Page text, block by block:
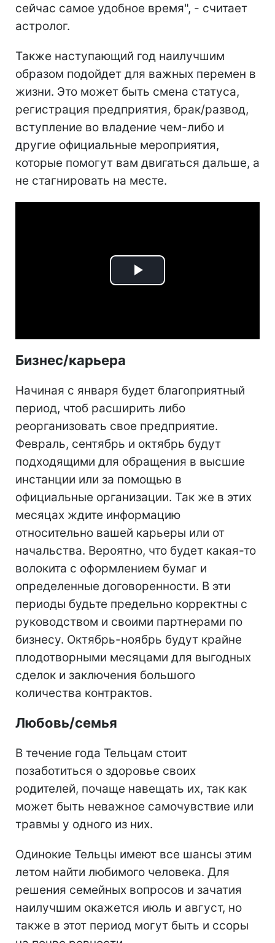
сейчас самое удобное время", - считает
астролог.
Также наступающий год наилучшим
образом подойдет для важных перемен в
жизни. Это может быть смена статуса,
регистрация предприятия, брак/развод,
вступление во владение чем-либо и
другие официальные мероприятия,
которые помогут вам двигаться дальше, а
не стагнировать на месте.
Play
Бизнес/карьера
Начиная с января будет благоприятный
период, чтоб расширить либо
реорганизовать свое предприятие.
Февраль, сентябрь и октябрь будут
подходящими для обращения в высшие
инстанции или за помощью в
официальные организации. Так же в этих
месяцах ждите информацию
относительно вашей карьеры или от
начальства. Вероятно, что будет какая-то
волокита с оформлением бумаг и
определенные договоренности. В эти
периоды будьте предельно корректны с
руководством и своими партнерами по
бизнесу. Октябрь-ноябрь будут крайне
плодотворными месяцами для выгодных
сделок и заключения большого
количества контрактов.
Любовь/семья
В течение года Тельцам стоит
позаботиться о здоровье своих
родителей, почаще навещать их, так как
может быть неважное самочувствие или
травмы у одного из них.
Одинокие Тельцы имеют все шансы этим
летом найти любимого человека. Для
решения семейных вопросов и зачатия
наилучшим окажется июль и август, но
также в этот период могут быть и ссоры